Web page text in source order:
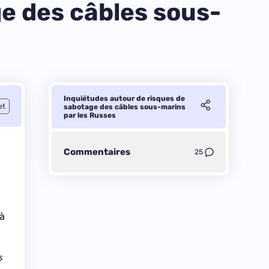
des câbles sous-
Inquiétudes autour de risques de
sabotage des câbles sous-marins
par les Russes
Commentaires 25